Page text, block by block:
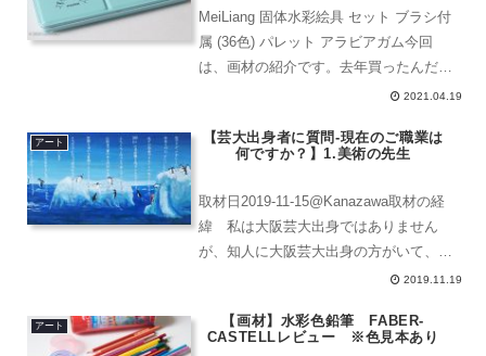
MeiLiang 固体水彩絵具 セット ブラシ付
属 (36色) パレット アラビアガム今回
は、画材の紹介です。去年買ったんだけ
ど、紹介するの忘れてた。アラビアゴム
うんだけど。普通の水彩絵の具よりも、
2021.04.19
アート
【芸大出身者に質問-現在のご職業は
何ですか？】1.美術の先生
取材日2019-11-15@Kanazawa取材の経
緯 私は大阪芸大出身ではありません
が、知人に大阪芸大出身の方がいて、そ
の方が今回の定例会に参加しないかいと
いただきました。そして、取材をさせて
2019.11.19
アート
【画材】水彩色鉛筆 FABER-
CASTELLレビュー ※色見本あり